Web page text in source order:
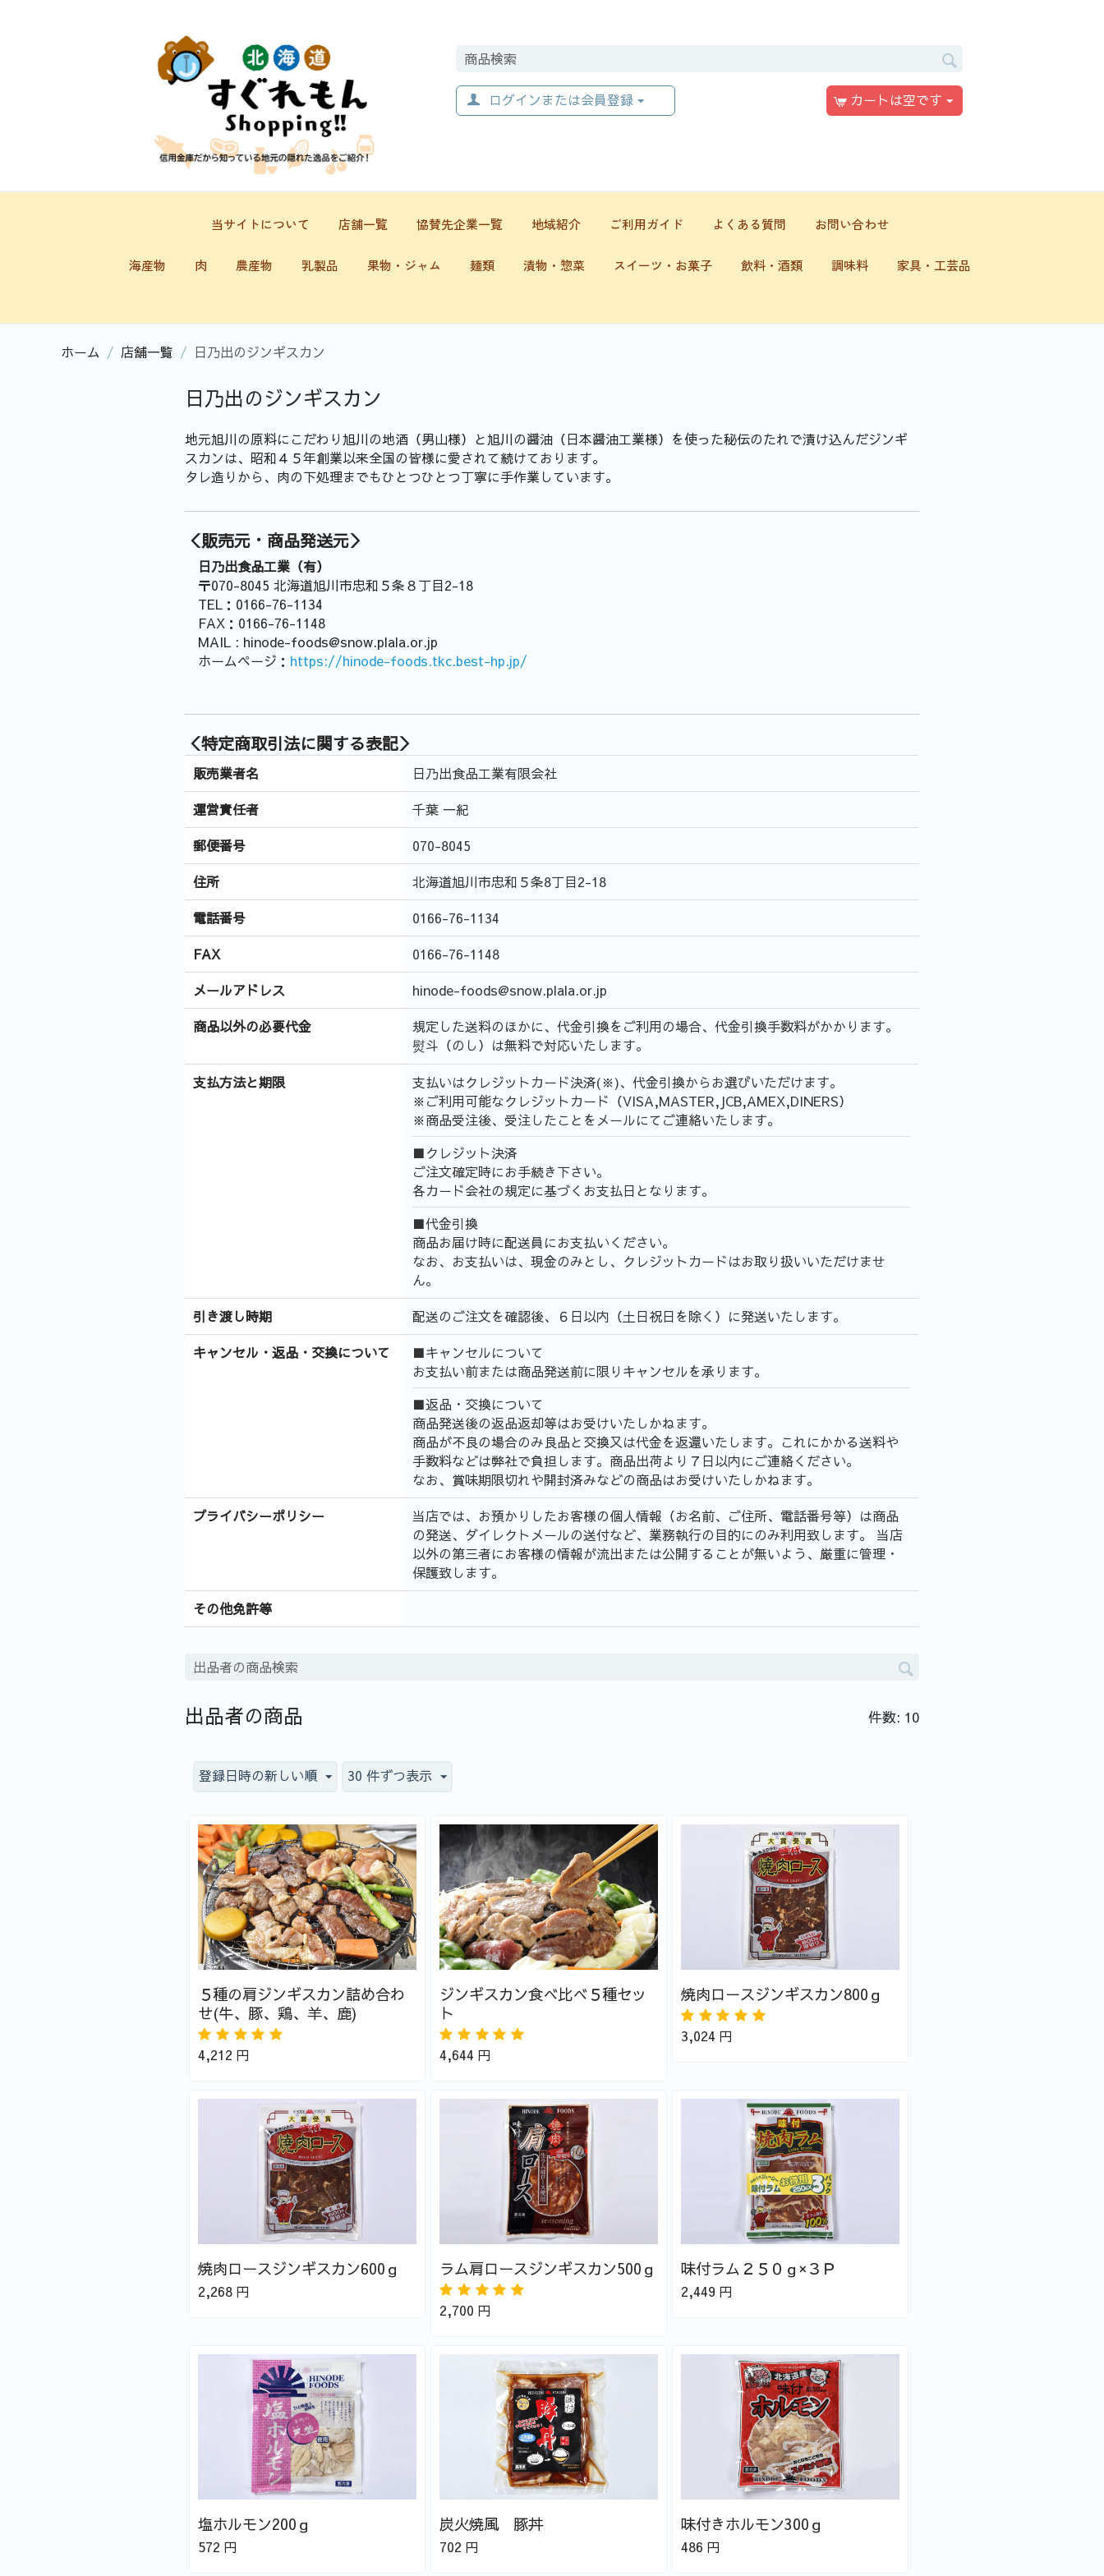
ログインまたは会員登録 カートは空です
当サイトについて 店舗一覧 協賛先企業一覧 地域紹介 ご利用ガイド よくある質問 お問い合わせ
海産物 肉 農産物 乳製品 果物・ジャム 麺類 漬物・惣菜 スイーツ・お菓子 飲料・酒類 調味料 家具・工芸品
ホーム / 店舗一覧 / 日乃出のジンギスカン
日乃出のジンギスカン
地元旭川の原料にこだわり旭川の地酒（男山様）と旭川の醤油（日本醤油工業様）を使った秘伝のたれで漬け込んだジンギ
スカンは、昭和４５年創業以来全国の皆様に愛されて続けております。
タレ造りから、肉の下処理までもひとつひとつ丁寧に手作業しています。
＜販売元・商品発送元＞
日乃出食品工業（有）
〒070-8045 北海道旭川市忠和５条８丁目2-18
TEL：0166-76-1134
FAX：0166-76-1148
MAIL : hinode-foods@snow.plala.or.jp
ホームページ： https://hinode-foods.tkc.best-hp.jp/
＜特定商取引法に関する表記＞
販売業者名
日乃出食品工業有限会社
運営責任者
千葉 一紀
郵便番号
070-8045
住所
北海道旭川市忠和５条8丁目2-18
電話番号
0166-76-1134
FAX
0166-76-1148
メールアドレス
hinode-foods@snow.plala.or.jp
商品以外の必要代金
規定した送料のほかに、代金引換をご利用の場合、代金引換手数料がかかります。
熨斗（のし）は無料で対応いたします。
支払方法と期限
支払いはクレジットカード決済(※)、代金引換からお選びいただけます。
※ご利用可能なクレジットカード（VISA,MASTER,JCB,AMEX,DINERS）
※商品受注後、受注したことをメールにてご連絡いたします。
■クレジット決済
ご注文確定時にお手続き下さい。
各カード会社の規定に基づくお支払日となります。
■代金引換
商品お届け時に配送員にお支払いください。
なお、お支払いは、現金のみとし、クレジットカードはお取り扱いいただけませ
ん。
引き渡し時期
配送のご注文を確認後、６日以内（土日祝日を除く）に発送いたします。
キャンセル・返品・交換について
■キャンセルについて
お支払い前または商品発送前に限りキャンセルを承ります。
■返品・交換について
商品発送後の返品返却等はお受けいたしかねます。
商品が不良の場合のみ良品と交換又は代金を返還いたします。これにかかる送料や
手数料などは弊社で負担します。商品出荷より７日以内にご連絡ください。
なお、賞味期限切れや開封済みなどの商品はお受けいたしかねます。
プライバシーポリシー
当店では、お預かりしたお客様の個人情報（お名前、ご住所、電話番号等）は商品
の発送、ダイレクトメールの送付など、業務執行の目的にのみ利用致します。 当店
以外の第三者にお客様の情報が流出または公開することが無いよう、厳重に管理・
保護致します。
その他免許等
出品者の商品 件数: 10
登録日時の新しい順 30 件ずつ表示
５種の肩ジンギスカン詰め合わ
せ(牛、豚、鶏、羊、鹿)
4,212 円
ジンギスカン食べ比べ５種セッ
ト
4,644 円
焼肉ロースジンギスカン800ｇ
3,024 円
焼肉ロースジンギスカン600ｇ
2,268 円
ラム肩ロースジンギスカン500ｇ
2,700 円
味付ラム２５０ｇ×３Ｐ
2,449 円
塩ホルモン200ｇ
572 円
炭火焼風 豚丼
702 円
味付きホルモン300ｇ
486 円